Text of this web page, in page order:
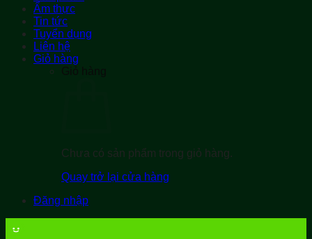
Ẩm thực
Tin tức
Tuyển dụng
Liên hệ
Giỏ hàng
Giỏ hàng
Chưa có sản phẩm trong giỏ hàng.
Quay trở lại cửa hàng
Đăng nhập